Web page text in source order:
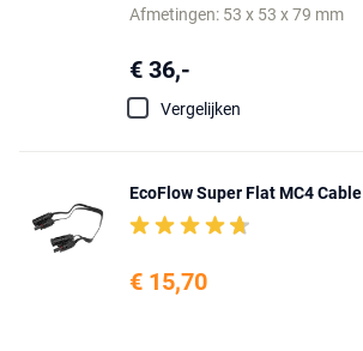
Afmetingen: 53 x 53 x 79 mm
€ 36,-
Vergelijken
EcoFlow Super Flat MC4 Cable
€ 15,70